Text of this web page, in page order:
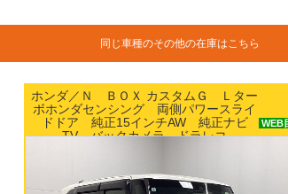
同じ車種のその他の在庫はこちら
ニッサン／ルークス Ｘ エマージェンシーブ
レーキ パワースライドドア ナビ アラウ
ドビューモニター ETC スマートキー